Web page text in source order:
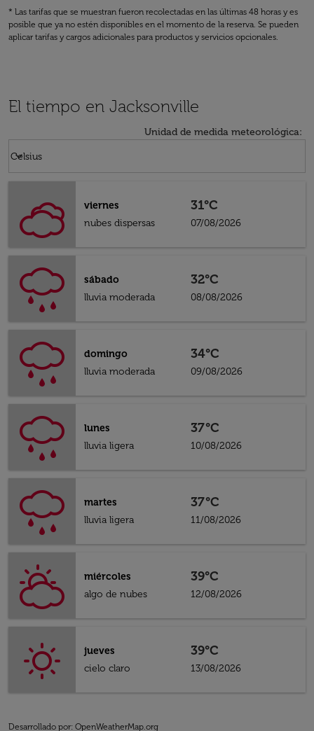
* Las tarifas que se muestran fueron recolectadas en las últimas 48 horas y es
posible que ya no estén disponibles en el momento de la reserva. Se pueden
aplicar tarifas y cargos adicionales para productos y servicios opcionales.
El tiempo en Jacksonville
Unidad de medida meteorológica:
Celsius
keyboard_arrow_down
viernes
nubes dispersas
31°C
07/08/2026
sábado
lluvia moderada
32°C
08/08/2026
domingo
lluvia moderada
34°C
09/08/2026
lunes
lluvia ligera
37°C
10/08/2026
martes
lluvia ligera
37°C
11/08/2026
miércoles
algo de nubes
39°C
12/08/2026
jueves
cielo claro
39°C
13/08/2026
Desarrollado por: OpenWeatherMap.org